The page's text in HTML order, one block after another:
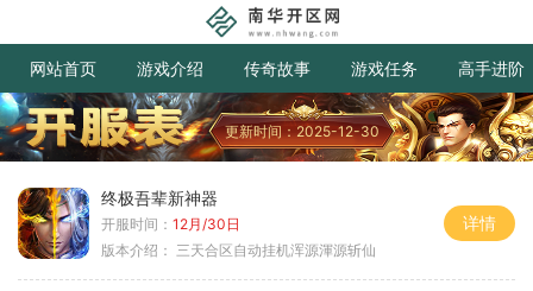
网站首页 游戏介绍 传奇故事 游戏任务 高手进阶
更新时间：2025-12-30
终极吾辈新神器
开服时间： 12月/30日
版本介绍： 三天合区自动挂机浑源渾源斩仙
详情